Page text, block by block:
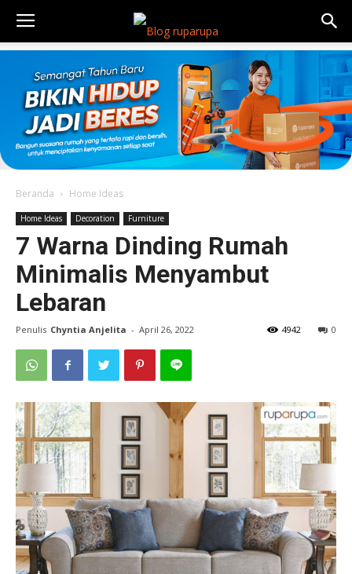
Beranda Home Ideas
Home Ideas Decoration Furniture
7 Warna Dinding Rumah
Minimalis Menyambut
Lebaran
Penulis Chyntia Anjelita - April 26, 2022 0
4942